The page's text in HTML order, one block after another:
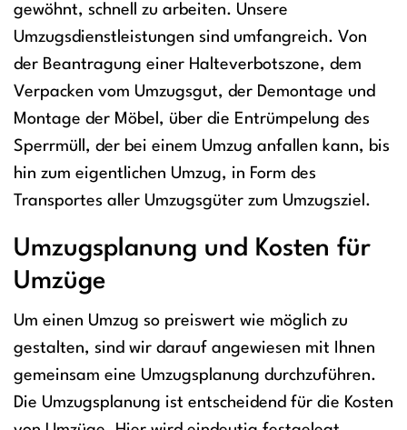
gewöhnt, schnell zu arbeiten. Unsere
Umzugsdienstleistungen sind umfangreich. Von
der Beantragung einer Halteverbotszone, dem
Verpacken vom Umzugsgut, der Demontage und
Montage der Möbel, über die Entrümpelung des
Sperrmüll, der bei einem Umzug anfallen kann, bis
hin zum eigentlichen Umzug, in Form des
Transportes aller Umzugsgüter zum Umzugsziel.
Umzugsplanung und Kosten für
Umzüge
Um einen Umzug so preiswert wie möglich zu
gestalten, sind wir darauf angewiesen mit Ihnen
gemeinsam eine Umzugsplanung durchzuführen.
Die Umzugsplanung ist entscheidend für die Kosten